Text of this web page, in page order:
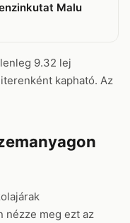
Malu
9.32 lej
kapható. Az
nézze meg ezt az